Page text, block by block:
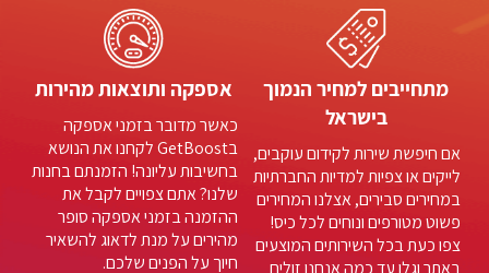
מתחייבים למחיר הנמוך
בישראל
אם חיפשת שירות לקידום עוקבים,
לייקים או צפיות למדיות החברתיות
במחירים סבירים, אצלנו המחירים
פשוט מטורפים ונוחים לכל כיס!
צפו כעת בכל השירותים המוצעים
באתר וגלו עד כמה אנחנו זולים
אספקה ותוצאות מהירות
כאשר מדובר בזמני אספקה
בGetBoost לקחנו את הנושא
בחשיבות עליונה! הזמנתם בחנות
שלנו? אתם צפויים לקבל את
ההזמנה בזמני אספקה סופר
מהירים על מנת לדאוג להשאיר
חיוך על הפנים שלכם.